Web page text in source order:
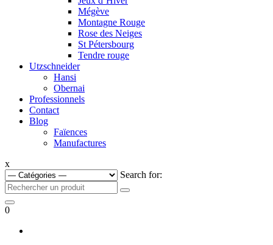
Mégève
Montagne Rouge
Rose des Neiges
St Pétersbourg
Tendre rouge
Utzschneider
Hansi
Obernai
Professionnels
Contact
Blog
Faïences
Manufactures
x
Search for:
0